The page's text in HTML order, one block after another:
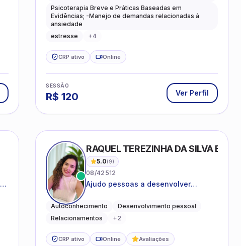
Psicoterapia Breve e Práticas Baseadas em
Evidências; -Manejo de demandas relacionadas à
ansiedade
estresse
+4
CRP ativo Online
SESSÃO
R$ 120 Ver Perfil
RAQUEL TEREZINHA DA SILVA BIONDI
5.0(9)
08/42512
Ajudo pessoas a desenvolver
saudáveis
Autoconhecimento
Desenvolvimento pessoal
Relacionamentos
+2
CRP ativo Online Avaliações